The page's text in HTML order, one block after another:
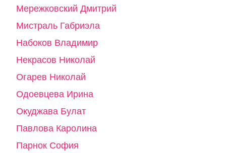
Мережковский Дмитрий
Мистраль Габриэла
Набоков Владимир
Некрасов Николай
Огарев Николай
Одоевцева Ирина
Окуджава Булат
Павлова Каролина
Парнок София